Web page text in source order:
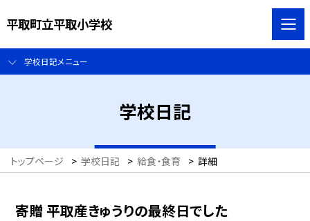
平取町立平取小学校
学校日記メニュー
学校日記
トップページ > 学校日記 > 給食・食育 > 詳細
寄贈 平取産きゅうりの最終日でした